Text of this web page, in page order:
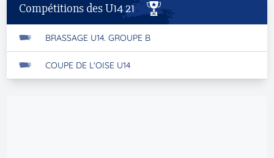
Compétitions des U14 21
BRASSAGE U14. GROUPE B
COUPE DE L'OISE U14